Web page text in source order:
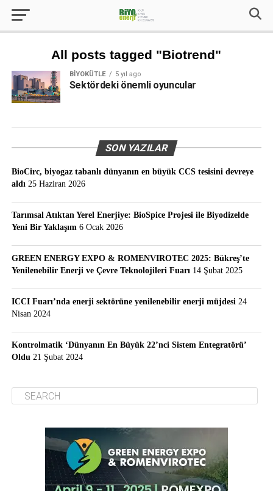
All posts tagged "Biotrend"
BIYOKÜTLE 5 yıl ago
Sektördeki önemli oyuncular
SON YAZILAR
BioCirc, biyogaz tabanlı dünyanın en büyük CCS tesisini devreye
aldı 25 Haziran 2026
Tarımsal Atıktan Yerel Enerjiye: BioSpice Projesi ile Biyodizelde
Yeni Bir Yaklaşım 6 Ocak 2026
GREEN ENERGY EXPO & ROMENVIROTEC 2025: Bükreş’te
Yenilenebilir Enerji ve Çevre Teknolojileri Fuarı 14 Şubat 2025
ICCI Fuarı’nda enerji sektörüne yenilenebilir enerji müjdesi 24
Nisan 2024
Kontrolmatik ‘Dünyanın En Büyük 22’nci Sistem Entegratörü’
Oldu 21 Şubat 2024